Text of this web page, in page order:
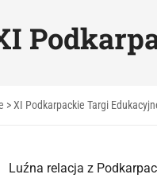
>XI Podkarpackie Targi
Luźna relacja z